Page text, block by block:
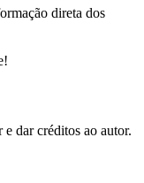
direta dos
e dar créditos ao autor.